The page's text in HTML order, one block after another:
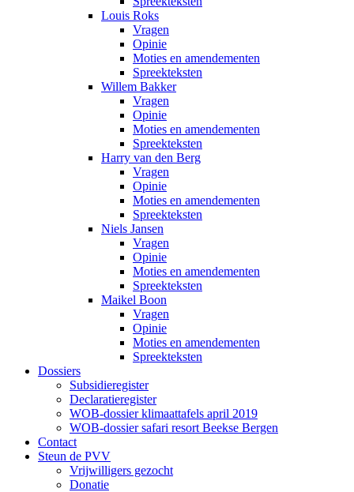
Louis Roks
Vragen
Opinie
Moties en amendementen
Spreekteksten
Willem Bakker
Vragen
Opinie
Moties en amendementen
Spreekteksten
Harry van den Berg
Vragen
Opinie
Moties en amendementen
Spreekteksten
Niels Jansen
Vragen
Opinie
Moties en amendementen
Spreekteksten
Maikel Boon
Vragen
Opinie
Moties en amendementen
Spreekteksten
Dossiers
Subsidieregister
Declaratieregister
WOB-dossier klimaattafels april 2019
WOB-dossier safari resort Beekse Bergen
Contact
Steun de PVV
Vrijwilligers gezocht
Donatie